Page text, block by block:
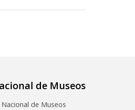
de Museos
de Museos